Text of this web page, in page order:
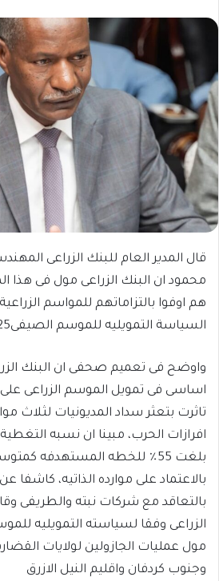
قال المدير العام للبنك الزراعى
محمود ان البنك الزراعى مول فى هذا
هم اوفوا بالتزاماتهم للمواسم
السياسة التمويليه للموسم الصيفى2025/ 2026
واوضح فى تعميم صحفى ان البنك
اساسى فى تمويل الموسم الزراعى على
تاثرت بتعثر سداد المديونيات
افرازات الحرب، مبينا ان نسبه
بلغت 55٪ للخطه المستهدفه
بالاعتماد على موارده الذاتيه، كاشفا
بالتعاقد مع شركات نبته والطريفى
الزراعى وفقا لسياسته التمويليه
مول عمليات الجازولين لولايات
وجنوب كردفان واقليم النيل الازرق